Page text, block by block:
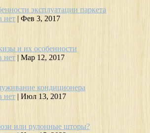
эксплуатации паркета
нет | Фев 3, 2017
и их особенности
нет | Мар 12, 2017
кондиционера
нет | Июл 13, 2017
или рулонные шторы?